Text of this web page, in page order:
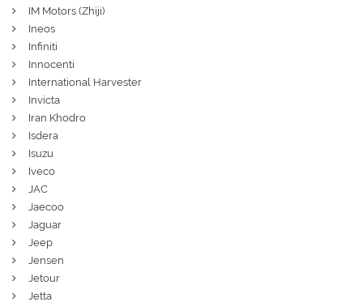
IM Motors (Zhiji)
Ineos
Infiniti
Innocenti
International Harvester
Invicta
Iran Khodro
Isdera
Isuzu
Iveco
JAC
Jaecoo
Jaguar
Jeep
Jensen
Jetour
Jetta